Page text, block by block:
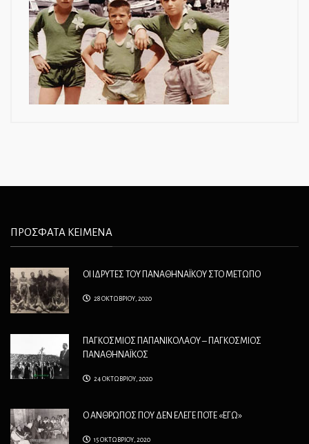
ΠΡΟΣΦΑΤΑ ΚΕΙΜΕΝΑ
ΟΙ ΙΔΡΥΤΕΣ ΤΟΥ ΠΑΝΑΘΗΝΑΪΚΟΥ ΣΤΟ ΜΕΤΩΠΟ
28 ΟΚΤΩΒΡΙΟΥ, 2020
ΠΑΓΚΟΣΜΙΟΣ ΠΑΠΑΝΙΚΟΛΑΟΥ – ΠΑΓΚΟΣΜΙΟΣ
ΠΑΝΑΘΗΝΑΪΚΟΣ
24 ΟΚΤΩΒΡΙΟΥ, 2020
Ο ΑΝΘΡΩΠΟΣ ΠΟΥ ΔΕΝ ΕΛΕΓΕ ΠΟΤΕ «ΕΓΩ»
15 ΟΚΤΩΒΡΙΟΥ, 2020